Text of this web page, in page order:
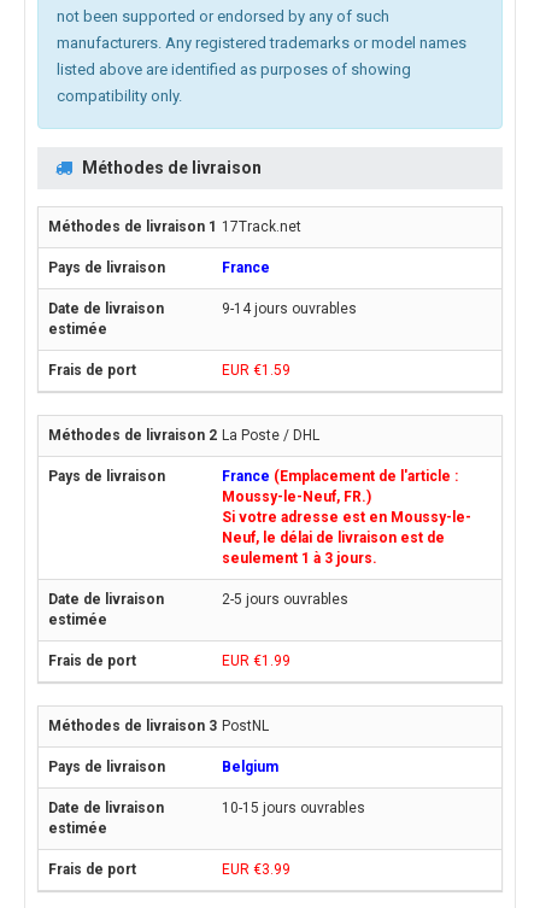
not been supported or endorsed by any of such
manufacturers. Any registered trademarks or model names
listed above are identified as purposes of showing
compatibility only.
Méthodes de livraison
17Track.net
France
9-14 jours ouvrables
EUR €1.59
La Poste / DHL
France (Emplacement de l'article :
Moussy-le-Neuf, FR.)
Si votre adresse est en Moussy-le-
Neuf, le délai de livraison est de
seulement 1 à 3 jours.
2-5 jours ouvrables
EUR €1.99
PostNL
Belgium
10-15 jours ouvrables
EUR €3.99